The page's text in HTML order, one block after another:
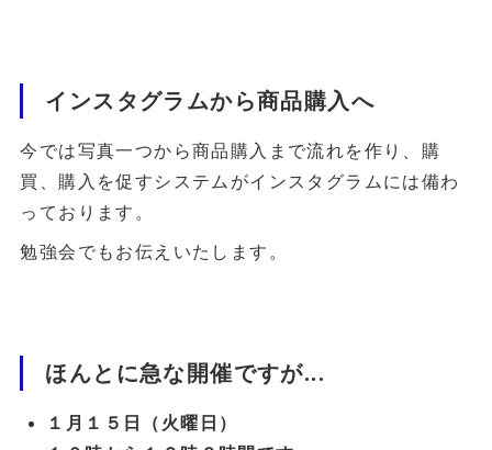
インスタグラムから商品購入へ
今では写真一つから商品購入まで流れを作り、購
買、購入を促すシステムがインスタグラムには備わ
っております。
勉強会でもお伝えいたします。
ほんとに急な開催ですが...
１月１５日（火曜日）